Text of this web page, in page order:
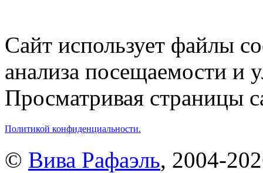
Сайт использует файлы
анализа посещаемости и
Просматривая страницы
Политикой конфиденциальности.
© Вива Рафаэль, 2004-